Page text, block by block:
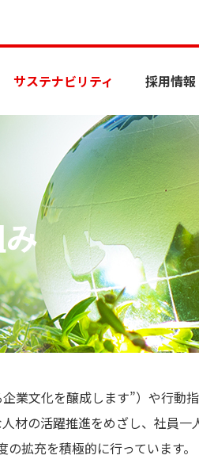
件について
・M&A
サステナビリティ 採用情報
業文化を醸成します”）や行動
材の活躍推進をめざし、社員一
拡充を積極的に行っています。
件
について